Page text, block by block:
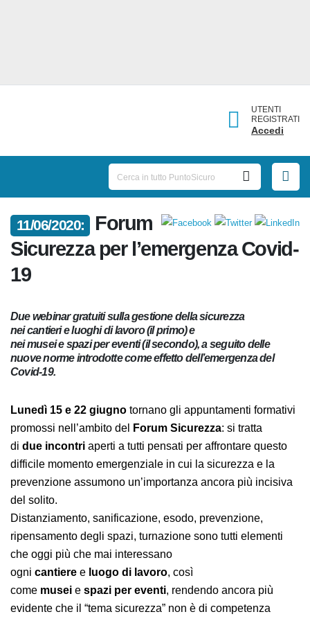
UTENTI
REGISTRATI
Accedi
11/06/2020:
Forum Sicurezza per
l’emergenza Covid-19
Due webinar gratuiti sulla gestione della sicurezza
nei cantieri e luoghi di lavoro (il primo) e
nei musei e spazi per eventi (il secondo), a seguito delle
nuove norme introdotte come effetto dell’emergenza del
Covid-19.
Lunedì 15 e 22 giugnotornano gli appuntamenti
formativi promossi nell’ambito delForumSicurezza
tratta didueincontriaperti a tutti pensati per
affrontare questo difficile momento emergenziale in
cui la sicurezza e la prevenzione assumono
un’importanza ancora più incisiva del solito.
Distanziamento, sanificazione, esodo, prevenzione,
ripensamento degli spazi, turnazione sono tutti
elementi che oggi più che mai interessano
ognicantiereeluogodilavoro, così
comemuseiespazipereventi, rendendo ancora più
evidente che il “tema sicurezza” non è di competenza